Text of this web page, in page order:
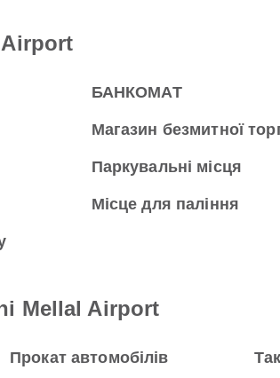
Airport
БАНКОМАТ
Магазин безмитної
Паркувальні місця
Місце для паління
Mellal Airport
Прокат автомобілів